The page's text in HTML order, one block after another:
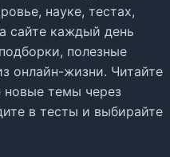
науке, тестах,
сайте каждый день
полезные
онлайн-жизни. Читайте
новые темы через
в тесты и выбирайте